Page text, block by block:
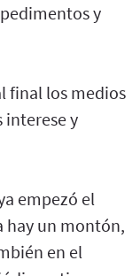
y
final los medios
interese y
empezó el
hay un montón,
en el